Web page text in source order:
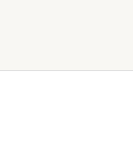
página